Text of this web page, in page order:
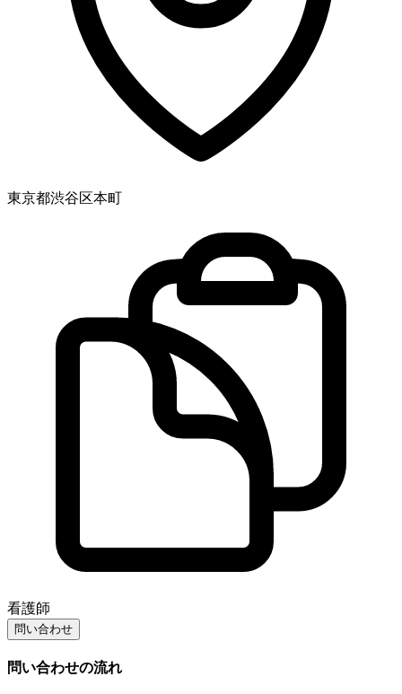
東京都渋谷区本町
看護師
問い合わせ
問い合わせの流れ